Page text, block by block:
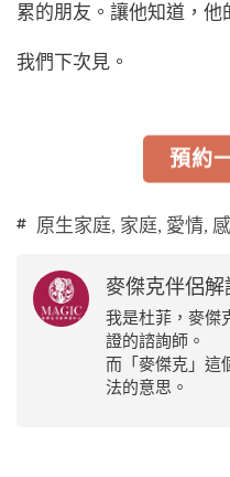
累的朋友。讓他知道，他
我們下次見。
預約
原生家庭, 家庭, 愛情,
麥傑克伴侶解
我是杜菲，麥傑
證的諮詢師。
而「麥傑克」這
法的意思。